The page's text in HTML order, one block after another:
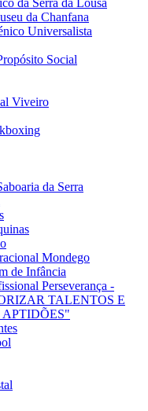
da Chanfana
Universalista
Social
Viveiro
da Serra
Mondego
de Infância
Perseverança -
TALENTOS E